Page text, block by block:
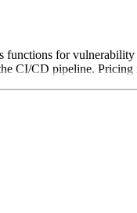
functions for
CI/CD pipeline.